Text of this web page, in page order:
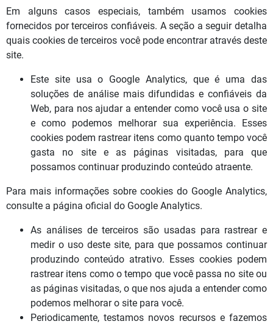
Em alguns casos especiais, também usamos cookies
fornecidos por terceiros confiáveis. A seção a seguir detalha
quais cookies de terceiros você pode encontrar através deste
site.
Este site usa o Google Analytics, que é uma das
soluções de análise mais difundidas e confiáveis ​​da
Web, para nos ajudar a entender como você usa o site
e como podemos melhorar sua experiência. Esses
cookies podem rastrear itens como quanto tempo você
gasta no site e as páginas visitadas, para que
possamos continuar produzindo conteúdo atraente.
Para mais informações sobre cookies do Google Analytics,
consulte a página oficial do Google Analytics.
As análises de terceiros são usadas para rastrear e
medir o uso deste site, para que possamos continuar
produzindo conteúdo atrativo. Esses cookies podem
rastrear itens como o tempo que você passa no site ou
as páginas visitadas, o que nos ajuda a entender como
podemos melhorar o site para você.
Periodicamente, testamos novos recursos e fazemos